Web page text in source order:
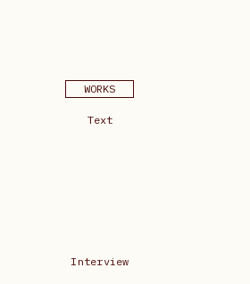
WORKS
Text
Interview